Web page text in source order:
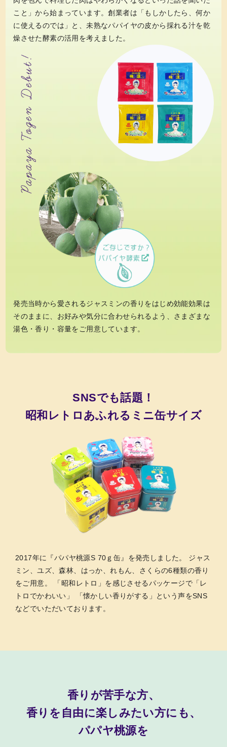
こと」から始まっています。創業者は「もしかしたら、何か
に使えるのでは」と、未熟なパパイヤの皮から採れる汁を乾
燥させた酵素の活用を考えました。
発売当時から愛されるジャスミンの香りをはじめ効能効果は
そのままに、お好みや気分に合わせられるよう、さまざまな
湯色・香り・容量をご用意しています。
SNSでも話題！
昭和レトロあふれるミニ缶サイズ
2017年に『パパヤ桃源S 70ｇ缶』を発売しました。 ジャス
ミン、ユズ、森林、はっか、れもん、さくらの6種類の香り
をご用意。 「昭和レトロ」を感じさせるパッケージで「レ
トロでかわいい」 「懐かしい香りがする」という声をSNS
などでいただいております。
香りが苦手な方、
香りを自由に楽しみたい方にも、
パパヤ桃源を